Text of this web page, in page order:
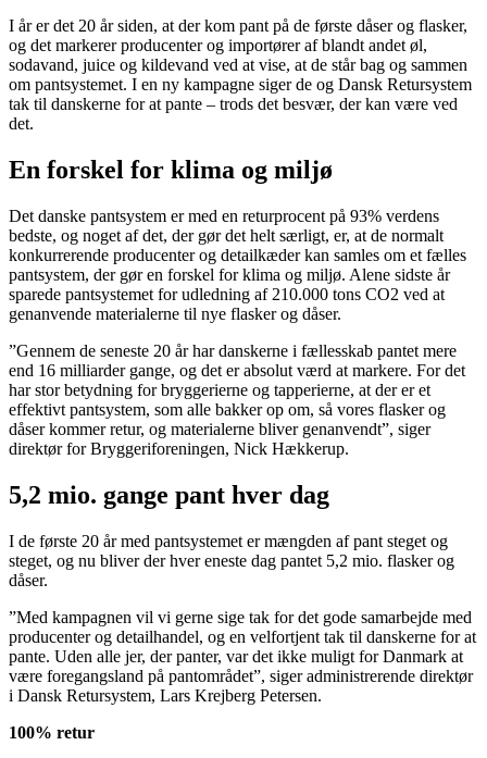
I år er det 20 år siden, at der kom pant på de første dåser og flasker,
og det markerer producenter og importører af blandt andet øl,
sodavand, juice og kildevand ved at vise, at de står bag og sammen
om pantsystemet. I en ny kampagne siger de og Dansk Retursystem
tak til danskerne for at pante – trods det besvær, der kan være ved
det.
En forskel for klima og miljø
Det danske pantsystem er med en returprocent på 93% verdens
bedste, og noget af det, der gør det helt særligt, er, at de normalt
konkurrerende producenter og detailkæder kan samles om et fælles
pantsystem, der gør en forskel for klima og miljø. Alene sidste år
sparede pantsystemet for udledning af 210.000 tons CO2 ved at
genanvende materialerne til nye flasker og dåser.
”Gennem de seneste 20 år har danskerne i fællesskab pantet mere
end 16 milliarder gange, og det er absolut værd at markere. For det
har stor betydning for bryggerierne og tapperierne, at der er et
effektivt pantsystem, som alle bakker op om, så vores flasker og
dåser kommer retur, og materialerne bliver genanvendt”, siger
direktør for Bryggeriforeningen, Nick Hækkerup.
5,2 mio. gange pant hver dag
I de første 20 år med pantsystemet er mængden af pant steget og
steget, og nu bliver der hver eneste dag pantet 5,2 mio. flasker og
dåser.
”Med kampagnen vil vi gerne sige tak for det gode samarbejde med
producenter og detailhandel, og en velfortjent tak til danskerne for at
pante. Uden alle jer, der panter, var det ikke muligt for Danmark at
være foregangsland på pantområdet”, siger administrerende direktør
i Dansk Retursystem, Lars Krejberg Petersen.
100% retur